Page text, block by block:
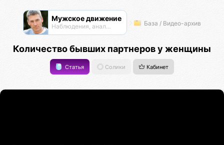
Мужское движение
Наблюдения, анализ, обсуждения База / Видео-архив
Количество бывших партнеров у женщины
Статья Солики Кабинет